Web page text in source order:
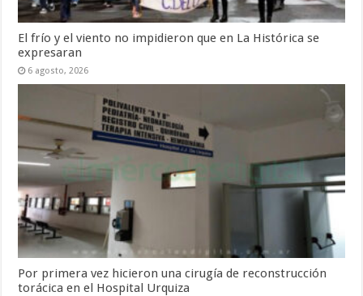
El frío y el viento no impidieron que en La Histórica se
expresaran
6 agosto, 2026
Por primera vez hicieron una cirugía de reconstrucción
torácica en el Hospital Urquiza